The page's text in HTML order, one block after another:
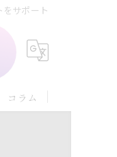
サポート
コラム